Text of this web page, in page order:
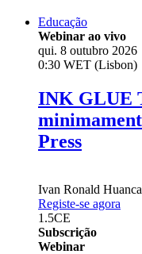
Educação
Webinar ao vivo
qui. 8 outubro 2026
0:30 WET (Lisbon)
INK GLUE
Press
Ivan Ronald Huanca
Registe-se agora
1.5CE
Subscrição
Webinar